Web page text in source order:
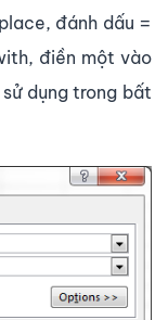
đánh dấu =
điền một vào
dụng trong bất